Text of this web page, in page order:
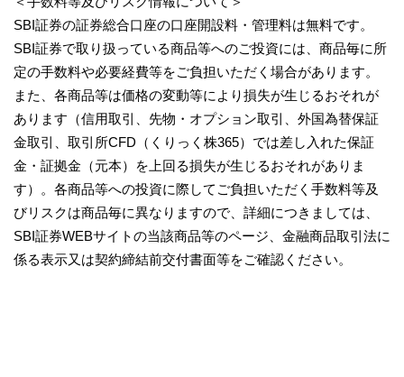
SBI証券の証券総合口座の口座開設料・管理料は無料です。
SBI証券で取り扱っている商品等へのご投資には、商品毎に所
定の手数料や必要経費等をご負担いただく場合があります。
また、各商品等は価格の変動等により損失が生じるおそれが
あります（信用取引、先物・オプション取引、外国為替保証
金取引、取引所CFD（くりっく株365）では差し入れた保証
金・証拠金（元本）を上回る損失が生じるおそれがありま
す）。各商品等への投資に際してご負担いただく手数料等及
びリスクは商品毎に異なりますので、詳細につきましては、
SBI証券WEBサイトの当該商品等のページ、金融商品取引法に
係る表示又は契約締結前交付書面等をご確認ください。